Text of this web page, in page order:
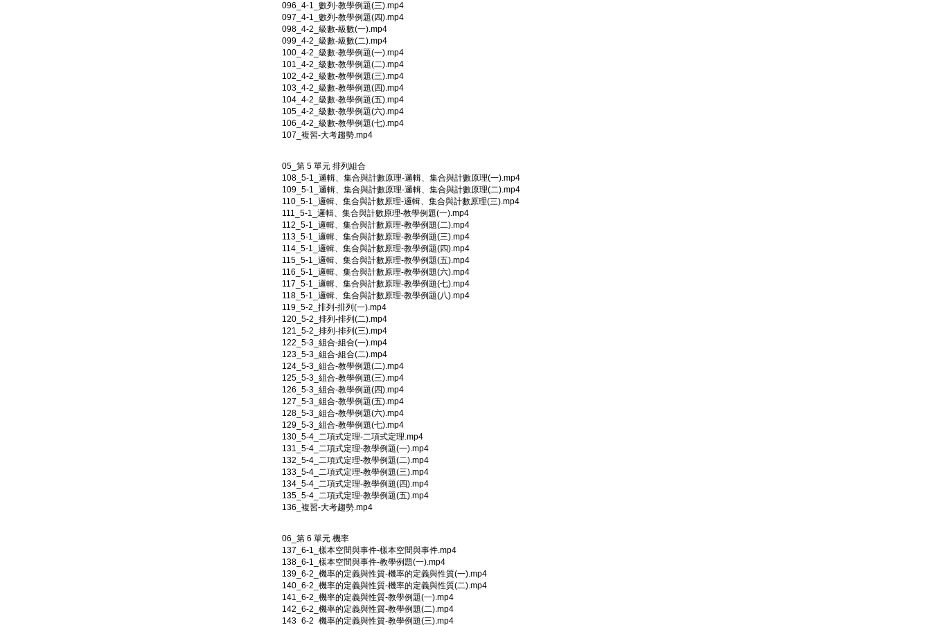
096_4-1_數列-教學例題(三).mp4
097_4-1_數列-教學例題(四).mp4
098_4-2_級數-級數(一).mp4
099_4-2_級數-級數(二).mp4
100_4-2_級數-教學例題(一).mp4
101_4-2_級數-教學例題(二).mp4
102_4-2_級數-教學例題(三).mp4
103_4-2_級數-教學例題(四).mp4
104_4-2_級數-教學例題(五).mp4
105_4-2_級數-教學例題(六).mp4
106_4-2_級數-教學例題(七).mp4
107_複習-大考趨勢.mp4
05_第 5 單元 排列組合
108_5-1_邏輯、集合與計數原理-邏輯、集合與計數原理(一).mp4
109_5-1_邏輯、集合與計數原理-邏輯、集合與計數原理(二).mp4
110_5-1_邏輯、集合與計數原理-邏輯、集合與計數原理(三).mp4
111_5-1_邏輯、集合與計數原理-教學例題(一).mp4
112_5-1_邏輯、集合與計數原理-教學例題(二).mp4
113_5-1_邏輯、集合與計數原理-教學例題(三).mp4
114_5-1_邏輯、集合與計數原理-教學例題(四).mp4
115_5-1_邏輯、集合與計數原理-教學例題(五).mp4
116_5-1_邏輯、集合與計數原理-教學例題(六).mp4
117_5-1_邏輯、集合與計數原理-教學例題(七).mp4
118_5-1_邏輯、集合與計數原理-教學例題(八).mp4
119_5-2_排列-排列(一).mp4
120_5-2_排列-排列(二).mp4
121_5-2_排列-排列(三).mp4
122_5-3_組合-組合(一).mp4
123_5-3_組合-組合(二).mp4
124_5-3_組合-教學例題(二).mp4
125_5-3_組合-教學例題(三).mp4
126_5-3_組合-教學例題(四).mp4
127_5-3_組合-教學例題(五).mp4
128_5-3_組合-教學例題(六).mp4
129_5-3_組合-教學例題(七).mp4
130_5-4_二項式定理-二項式定理.mp4
131_5-4_二項式定理-教學例題(一).mp4
132_5-4_二項式定理-教學例題(二).mp4
133_5-4_二項式定理-教學例題(三).mp4
134_5-4_二項式定理-教學例題(四).mp4
135_5-4_二項式定理-教學例題(五).mp4
136_複習-大考趨勢.mp4
06_第 6 單元 機率
137_6-1_樣本空間與事件-樣本空間與事件.mp4
138_6-1_樣本空間與事件-教學例題(一).mp4
139_6-2_機率的定義與性質-機率的定義與性質(一).mp4
140_6-2_機率的定義與性質-機率的定義與性質(二).mp4
141_6-2_機率的定義與性質-教學例題(一).mp4
142_6-2_機率的定義與性質-教學例題(二).mp4
143_6-2_機率的定義與性質-教學例題(三).mp4